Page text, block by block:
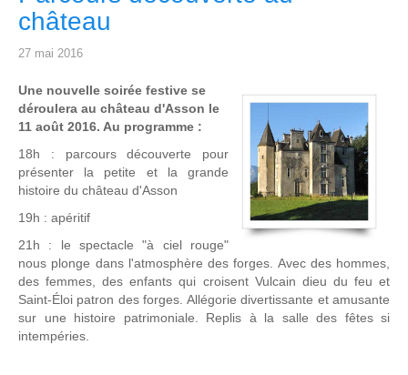
château
27 mai 2016
Une nouvelle soirée festive se
déroulera au château d'Asson le
11 août 2016. Au programme :
18h : parcours découverte pour
présenter la petite et la grande
histoire du château d'Asson
19h : apéritif
21h : le spectacle "à ciel rouge"
nous plonge dans l'atmosphère des forges. Avec des hommes,
des femmes, des enfants qui croisent Vulcain dieu du feu et
Saint-Éloi patron des forges. Allégorie divertissante et amusante
sur une histoire patrimoniale. Replis à la salle des fêtes si
intempéries.